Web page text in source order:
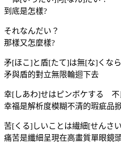
到底是怎樣?
それなんだい？
那樣又怎麼樣?
矛[ほこ]と盾[たて]は無[な]くな
矛與盾的對立無限輪迴下去
幸[しあわ]せはピンボケする 不
幸福是解析度模糊不清的瑕疵品
苦[くる]しいことは繊細[せんさ
痛苦是纖細呈現在高畫質單眼鏡